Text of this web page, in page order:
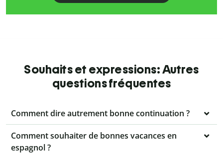
Souhaits et expressions: Autres
questions fréquentes
Comment dire autrement bonne continuation ?
Comment souhaiter de bonnes vacances en
espagnol ?